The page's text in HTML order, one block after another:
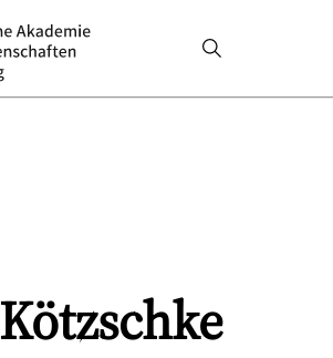
Kötzschke